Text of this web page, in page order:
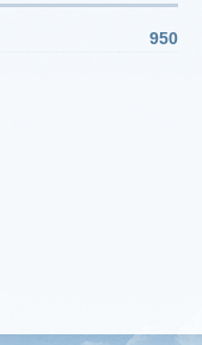
950